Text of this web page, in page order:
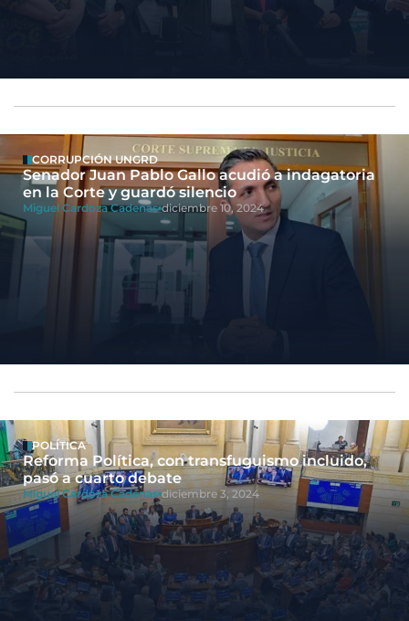
CORRUPCIÓN UNGRD
Senador Juan Pablo Gallo acudió a indagatoria
en la Corte y guardó silencio
Miguel Cardoza Cadenas diciembre 10, 2024
POLÍTICA
Reforma Política, con transfuguismo incluido,
pasó a cuarto debate
Miguel Cardoza Cadenas diciembre 3, 2024